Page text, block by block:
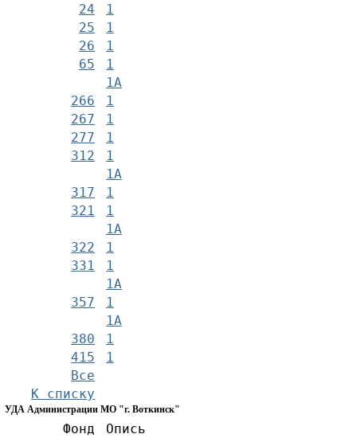
24
1
25
1
26
1
65
1
1А
266
1
267
1
277
1
312
1
1А
317
1
321
1
1А
322
1
331
1
1А
357
1
1А
380
1
415
1
Все
К списку
УДА Администрации МО "г. Воткинск"
Фонд
Опись